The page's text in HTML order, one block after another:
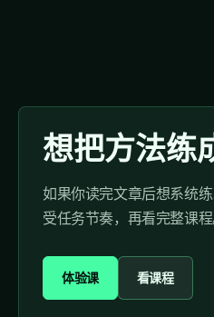
想把方法练
如果你读完文章后想系统
受任务节奏，再看完整课程
体验课 看课程